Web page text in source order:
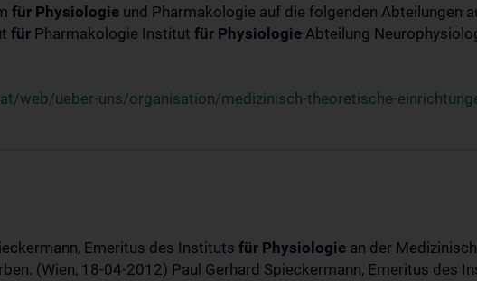
für Physiologie und Pharmakologie auf die folgenden Abteilungen
für Pharmakologie Institut für Physiologie Abteilung
web/ueber-uns/organisation/medizinisch-theoretische-
Emeritus des Instituts für Physiologie an der
(Wien, 18-04-2012) Paul Gerhard Spieckermann, Emeritus des